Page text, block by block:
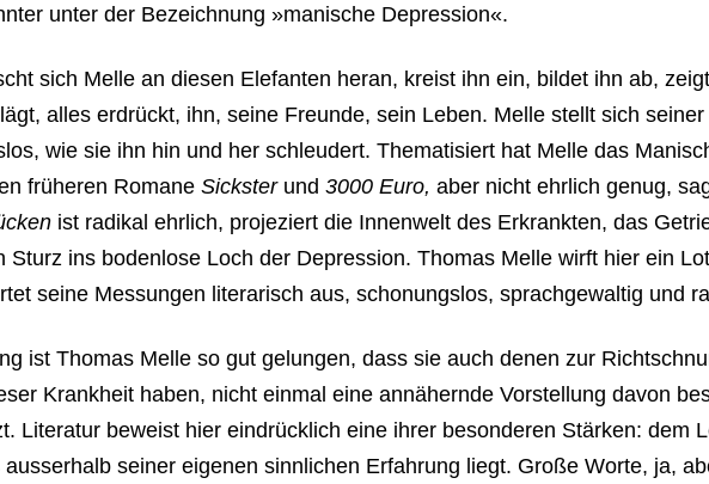
unter der Bezeichnung »manische Depression«.
sich Melle an diesen Elefanten heran, kreist ihn ein, bildet ihn ab,
alles erdrückt, ihn, seine Freunde, sein Leben. Melle stellt sich
wie sie ihn hin und her schleudert. Thematisiert hat Melle das
früheren Romane Sickster und 3000 Euro, aber nicht ehrlich genug,
ist radikal ehrlich, projeziert die Innenwelt des Erkrankten, das
Sturz ins bodenlose Loch der Depression. Thomas Melle wirft hier ein
seine Messungen literarisch aus, schonungslos, sprachgewaltig und
ist Thomas Melle so gut gelungen, dass sie auch denen zur
Krankheit haben, nicht einmal eine annähernde Vorstellung davon
Literatur beweist hier eindrücklich eine ihrer besonderen Stärken: dem
seiner eigenen sinnlichen Erfahrung liegt. Große Worte, ja,